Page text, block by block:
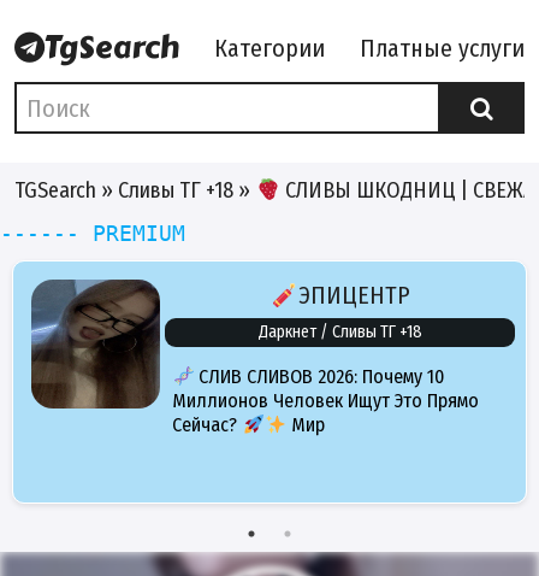
Категории Платные услуги
TGSearch » Сливы ТГ +18 » СЛИВЫ ШКОДНИЦ |
------ PREMIUM
ЭПИЦЕНТР
Даркнет / Сливы ТГ +18
СЛИВ СЛИВОВ 2026: Почему 10
Миллионов Человек Ищут Это Прямо
Сейчас?
Мир